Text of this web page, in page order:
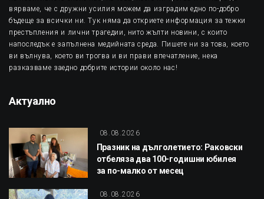
вярваме, че с дружни усилия можем да изградим едно по-добро
бъдеще за всички ни. Тук няма да откриете информация за тежки
престъпления и лични трагедии, нито жълти новини, с които
напоследък е запълнена медийната среда. Пишете ни за това, което
ви вълнува, което ви трогва и ви прави впечатление, нека
разказваме заедно добрите истории около нас!
Актуално
08.08.2026
Празник на дълголетието: Раковски
отбеляза два 100-годишни юбилея
за по-малко от месец
08.08.2026